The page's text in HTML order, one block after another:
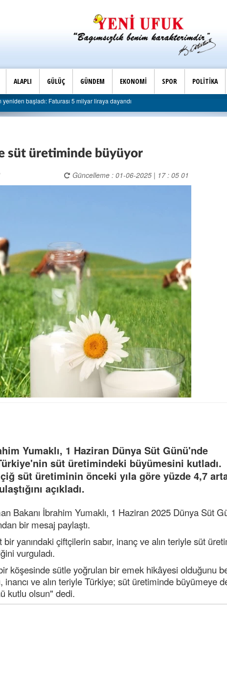
ALAPLI GÜLÜÇ GÜNDEM EKONOMİ SPOR POLİTİKA
Ereğli İlçe Başkanlığı’ndan belediyeye sert eleştiri: “Algı siyaseti değil, hizmet
süt üretiminde büyüyor
Güncelleme : 01-06-2025 | 17 : 05 01
Yumaklı, 1 Haziran Dünya Süt Günü'nde
süt üretimindeki büyümesini kutladı.
süt üretiminin önceki yıla göre yüzde 4,7
açıkladı.
Bakanı İbrahim Yumaklı, 1 Haziran 2025 Dünya Süt
bir mesaj paylaştı.
yanındaki çiftçilerin sabır, inanç ve alın teriyle süt
vurguladı.
köşesinde sütle yoğrulan bir emek hikâyesi olduğunu
inancı ve alın teriyle Türkiye; süt üretiminde büyümeye
kutlu olsun" dedi.